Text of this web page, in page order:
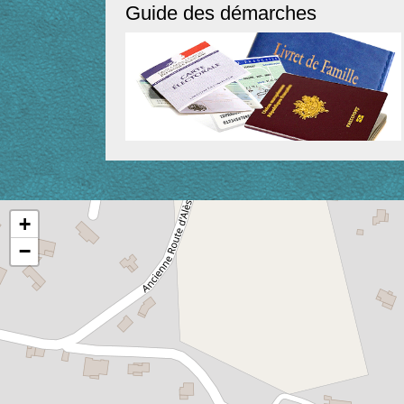
Guide des démarches
+
−